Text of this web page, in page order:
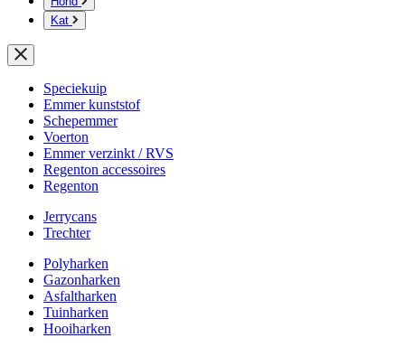
Kat
Speciekuip
Emmer kunststof
Schepemmer
Voerton
Emmer verzinkt / RVS
Regenton accessoires
Regenton
Jerrycans
Trechter
Polyharken
Gazonharken
Asfaltharken
Tuinharken
Hooiharken